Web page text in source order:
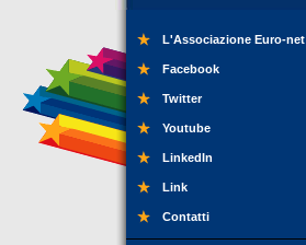
L'Associazione Euro-net
Facebook
Twitter
Youtube
LinkedIn
Link
Contatti